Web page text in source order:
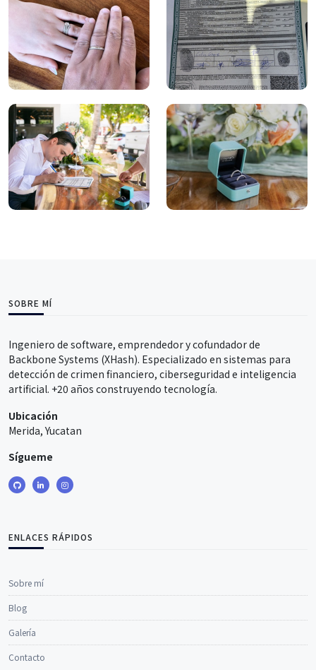
SOBRE MÍ
Ingeniero de software, emprendedor y cofundador de
Backbone Systems (XHash). Especializado en sistemas para
detección de crimen financiero, ciberseguridad e inteligencia
artificial. +20 años construyendo tecnología.
Ubicación
Merida, Yucatan
Sígueme
ENLACES RÁPIDOS
Sobre mí
Blog
Galería
Contacto